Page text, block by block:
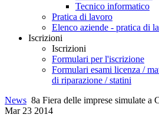
Tecnico informatico
Pratica di lavoro
Elenco aziende - pratica di
Iscrizioni
Iscrizioni
Formulari per l'iscrizione
Formulari esami licenza /
di riparazione / statini
News 8a Fiera delle imprese simulate a
Mar 23 2014